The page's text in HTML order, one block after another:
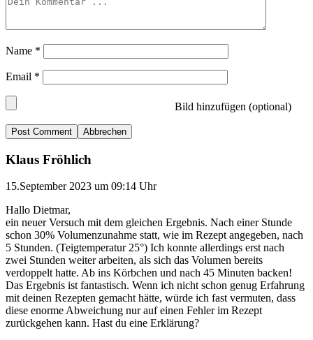
Name *
Email *
Bild hinzufügen (optional)
Abbrechen
Klaus Fröhlich
15.September 2023 um 09:14 Uhr
Hallo Dietmar,
ein neuer Versuch mit dem gleichen Ergebnis. Nach einer Stunde
schon 30% Volumenzunahme statt, wie im Rezept angegeben, nach
5 Stunden. (Teigtemperatur 25°) Ich konnte allerdings erst nach
zwei Stunden weiter arbeiten, als sich das Volumen bereits
verdoppelt hatte. Ab ins Körbchen und nach 45 Minuten backen!
Das Ergebnis ist fantastisch. Wenn ich nicht schon genug Erfahrung
mit deinen Rezepten gemacht hätte, würde ich fast vermuten, dass
diese enorme Abweichung nur auf einen Fehler im Rezept
zurückgehen kann. Hast du eine Erklärung?